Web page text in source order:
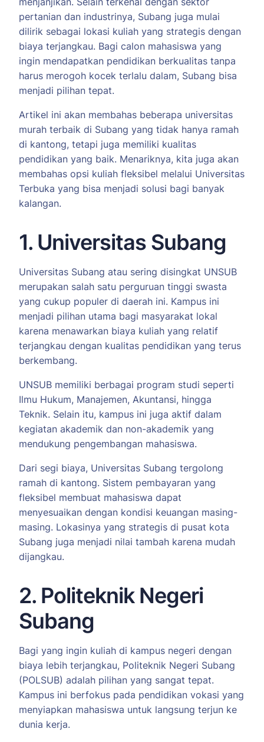
pertanian dan industrinya, Subang juga mulai
dilirik sebagai lokasi kuliah yang strategis dengan
biaya terjangkau. Bagi calon mahasiswa yang
ingin mendapatkan pendidikan berkualitas tanpa
harus merogoh kocek terlalu dalam, Subang bisa
menjadi pilihan tepat.
Artikel ini akan membahas beberapa universitas
murah terbaik di Subang yang tidak hanya ramah
di kantong, tetapi juga memiliki kualitas
pendidikan yang baik. Menariknya, kita juga akan
membahas opsi kuliah fleksibel melalui Universitas
Terbuka yang bisa menjadi solusi bagi banyak
kalangan.
1. Universitas Subang
Universitas Subang atau sering disingkat UNSUB
merupakan salah satu perguruan tinggi swasta
yang cukup populer di daerah ini. Kampus ini
menjadi pilihan utama bagi masyarakat lokal
karena menawarkan biaya kuliah yang relatif
terjangkau dengan kualitas pendidikan yang terus
berkembang.
UNSUB memiliki berbagai program studi seperti
Ilmu Hukum, Manajemen, Akuntansi, hingga
Teknik. Selain itu, kampus ini juga aktif dalam
kegiatan akademik dan non-akademik yang
mendukung pengembangan mahasiswa.
Dari segi biaya, Universitas Subang tergolong
ramah di kantong. Sistem pembayaran yang
fleksibel membuat mahasiswa dapat
menyesuaikan dengan kondisi keuangan masing-
masing. Lokasinya yang strategis di pusat kota
Subang juga menjadi nilai tambah karena mudah
dijangkau.
2. Politeknik Negeri
Subang
Bagi yang ingin kuliah di kampus negeri dengan
biaya lebih terjangkau, Politeknik Negeri Subang
(POLSUB) adalah pilihan yang sangat tepat.
Kampus ini berfokus pada pendidikan vokasi yang
menyiapkan mahasiswa untuk langsung terjun ke
dunia kerja.